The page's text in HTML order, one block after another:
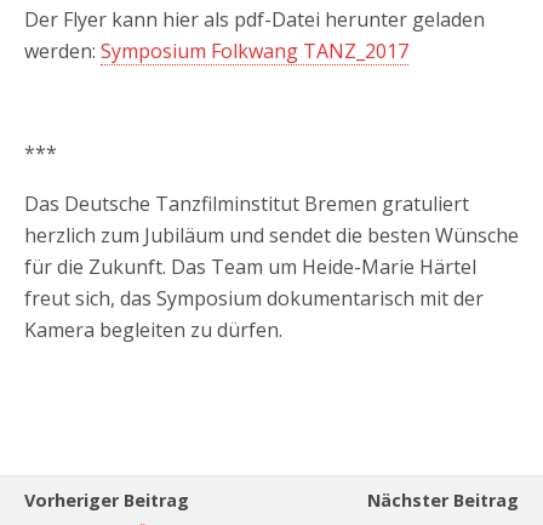
Der Flyer kann hier als pdf-Datei herunter geladen
werden: Symposium Folkwang TANZ_2017
***
Das Deutsche Tanzfilminstitut Bremen gratuliert
herzlich zum Jubiläum und sendet die besten Wünsche
für die Zukunft. Das Team um Heide-Marie Härtel
freut sich, das Symposium dokumentarisch mit der
Kamera begleiten zu dürfen.
Vorheriger Beitrag
Nächster Beitrag